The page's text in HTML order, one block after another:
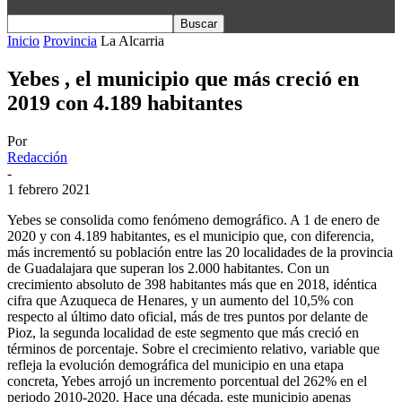
Inicio Provincia La Alcarria
Yebes , el municipio que más creció en
2019 con 4.189 habitantes
Por
Redacción
-
1 febrero 2021
Yebes se consolida como fenómeno demográfico. A 1 de enero de
2020 y con 4.189 habitantes, es el municipio que, con diferencia,
más incrementó su población entre las 20 localidades de la provincia
de Guadalajara que superan los 2.000 habitantes. Con un
crecimiento absoluto de 398 habitantes más que en 2018, idéntica
cifra que Azuqueca de Henares, y un aumento del 10,5% con
respecto al último dato oficial, más de tres puntos por delante de
Pioz, la segunda localidad de este segmento que más creció en
términos de porcentaje. Sobre el crecimiento relativo, variable que
refleja la evolución demográfica del municipio en una etapa
concreta, Yebes arrojó un incremento porcentual del 262% en el
periodo 2010-2020. Hace una década, este municipio apenas